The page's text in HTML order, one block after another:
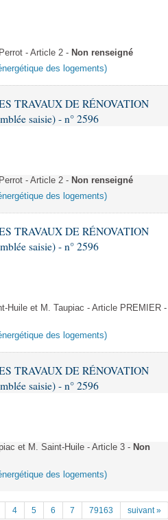
- Article 2 - Non renseigné
des logements)
TRAVAUX DE RÉNOVATION
saisie) - n° 2596
- Article 2 - Non renseigné
des logements)
TRAVAUX DE RÉNOVATION
saisie) - n° 2596
Huile et M. Taupiac - Article PREMIER -
des logements)
TRAVAUX DE RÉNOVATION
saisie) - n° 2596
et M. Saint-Huile - Article 3 - Non
des logements)
4 5 6 7 79163 suivant »